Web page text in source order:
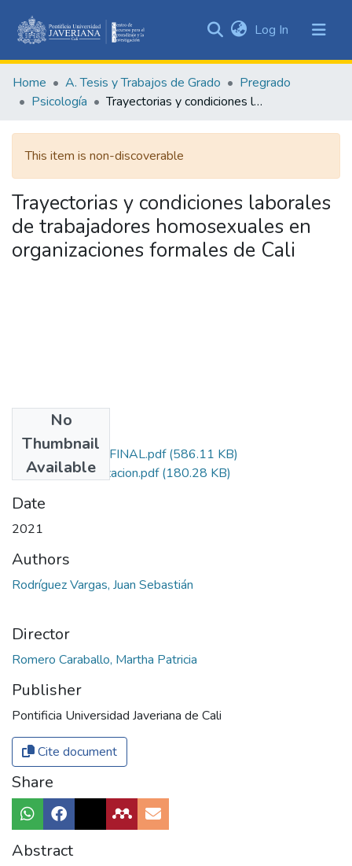
&
Collections
Statistics
Log In (current)
Home A. Tesis y Trabajos de Grado
Pregrado
Psicología
Trayectorias y condiciones laborales de trabajadores homosexuales en organizaciones formales de Cali
This item is non-discoverable
Trayectorias y condiciones laborales
de trabajadores homosexuales en
organizaciones formales de Cali
No
Thumbnail
Available
DOCUMENTO FINAL.pdf(586.11 KB)
Licencia_autorizacion.pdf(180.28 KB)
Date
2021
Authors
Rodríguez Vargas, Juan Sebastián
Director
Romero Caraballo, Martha Patricia
Publisher
Pontificia Universidad Javeriana de Cali
Cite document
Share
Abstract